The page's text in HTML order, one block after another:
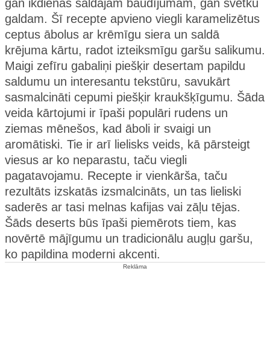
gan ikdienas saldajam baudījumam, gan svētku
galdam. Šī recepte apvieno viegli karamelizētus
ceptus ābolus ar krēmīgu siera un saldā
krējuma kārtu, radot izteiksmīgu garšu salikumu.
Maigi zefīru gabaliņi piešķir desertam papildu
saldumu un interesantu tekstūru, savukārt
sasmalcināti cepumi piešķir kraukšķīgumu. Šāda
veida kārtojumi ir īpaši populāri rudens un
ziemas mēnešos, kad āboli ir svaigi un
aromātiski. Tie ir arī lielisks veids, kā pārsteigt
viesus ar ko neparastu, taču viegli
pagatavojamu. Recepte ir vienkārša, taču
rezultāts izskatās izsmalcināts, un tas lieliski
saderēs ar tasi melnas kafijas vai zāļu tējas.
Šāds deserts būs īpaši piemērots tiem, kas
novērtē mājīgumu un tradicionālu augļu garšu,
ko papildina moderni akcenti.
Reklāma